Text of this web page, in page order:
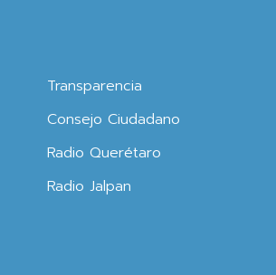
Transparencia
Consejo Ciudadano
Radio Querétaro
Radio Jalpan